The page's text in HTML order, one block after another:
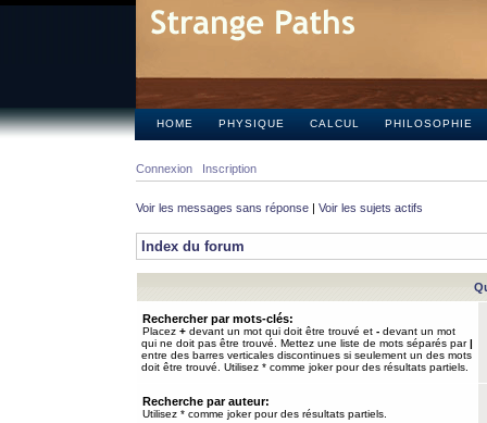
HOME PHYSIQUE CALCUL PHILOSOPHIE
Connexion Inscription
Voir les messages sans réponse | Voir les sujets actifs
Index du forum
Rechercher par mots-clés:
Placez + devant un mot qui doit être trouvé et - devant un mot
qui ne doit pas être trouvé. Mettez une liste de mots séparés par|
entre des barres verticales discontinues si seulement un des mots
doit être trouvé. Utilisez * comme joker pour des résultats partiels.
Recherche par auteur:
Utilisez * comme joker pour des résultats partiels.